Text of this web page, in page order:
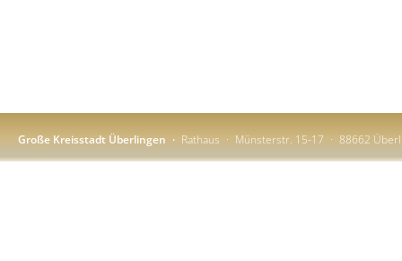
Große Kreisstadt Überlingen Rathaus Münsterstr. 15-17 88662